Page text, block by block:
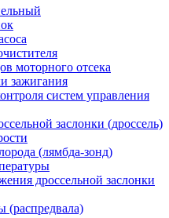
моторного отсека
зажигания
систем управления
заслонки (дроссель)
(лямбда-зонд)
дроссельной заслонки
(распредвала)